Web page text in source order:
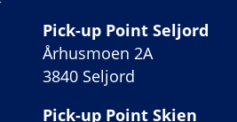
Pick-up Point Seljord
Århusmoen 2A
3840 Seljord
Pick-up Point Skien